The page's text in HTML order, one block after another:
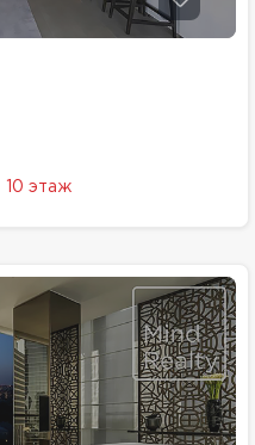
10 этаж